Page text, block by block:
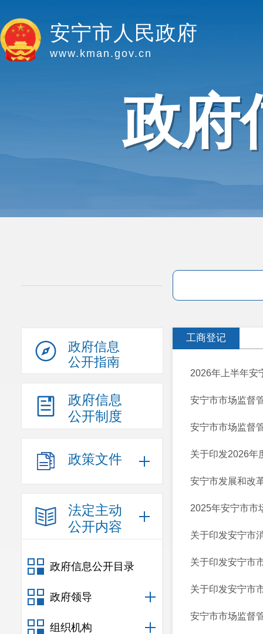
安宁市人民政府
www.kman.gov.cn
政府
政府信息
公开指南
政府信息
公开制度
政策文件
法定主动
公开内容
政府信息公开目录
政府领导
组织机构
工商登记
2026年上半年安
安宁市市场监督
安宁市市场监督
关于印发2026年
安宁市发展和改
2025年安宁市市
关于印发安宁市
关于印发安宁市
关于印发安宁市
安宁市市场监督